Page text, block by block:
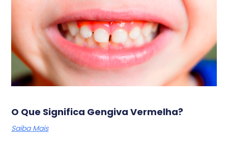
O Que Significa Gengiva Vermelha?
Saiba Mais